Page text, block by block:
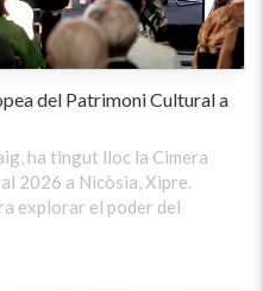
del Patrimoni Cultural a
ha tingut lloc la Cimera
2026 a Nicòsia, Xipre.
explorar el poder del